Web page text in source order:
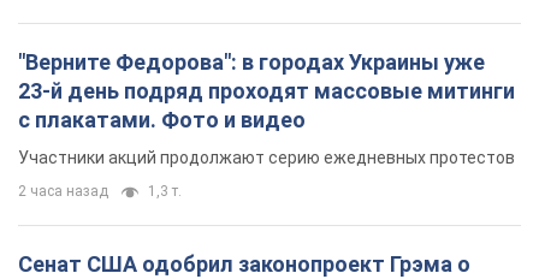
"Верните Федорова": в городах Украины уже
23-й день подряд проходят массовые митинги
с плакатами. Фото и видео
Участники акций продолжают серию ежедневных протестов
2 часа назад 1,3 т.
Сенат США одобрил законопроект Грэма о